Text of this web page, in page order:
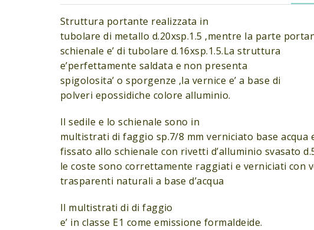
Struttura portante realizzata in
tubolare di metallo d.20xsp.1.5 ,mentre la parte
schienale e’ di tubolare d.16xsp.1.5.La struttura
e’perfettamente saldata e non presenta
spigolosita’ o sporgenze ,la vernice e’ a base di
polveri epossidiche colore alluminio.
Il sedile e lo schienale sono in
multistrati di faggio sp.7/8 mm verniciato base acqua
fissato allo schienale con rivetti d’alluminio svasato
le coste sono correttamente raggiati e verniciati con
trasparenti naturali a base d’acqua
Il multistrati di di faggio
e’ in classe E1 come emissione formaldeide.